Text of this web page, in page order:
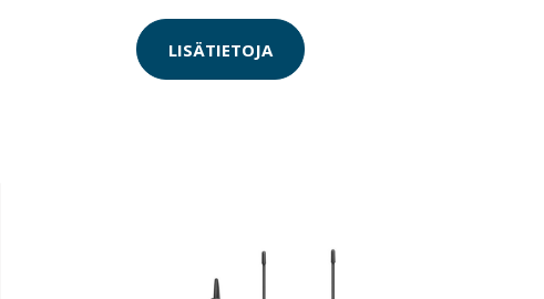
LISÄTIETOJA